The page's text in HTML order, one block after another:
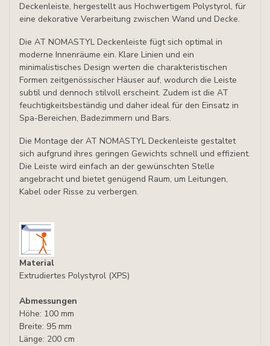
Deckenleiste, hergestellt aus Hochwertigem Polystyrol, für
eine dekorative Verarbeitung zwischen Wand und Decke.
Die AT NOMASTYL Deckenleiste fügt sich optimal in
moderne Innenräume ein. Klare Linien und ein
minimalistisches Design werten die charakteristischen
Formen zeitgenössischer Häuser auf, wodurch die Leiste
subtil und dennoch stilvoll erscheint. Zudem ist die AT
feuchtigkeitsbeständig und daher ideal für den Einsatz in
Spa-Bereichen, Badezimmern und Bars.
Die Montage der AT NOMASTYL Deckenleiste gestaltet
sich aufgrund ihres geringen Gewichts schnell und effizient.
Die Leiste wird einfach an der gewünschten Stelle
angebracht und bietet genügend Raum, um Leitungen,
Kabel oder Risse zu verbergen.
Material
Extrudiertes Polystyrol (XPS)
Abmessungen
Höhe: 100 mm
Breite: 95 mm
Länge: 200 cm